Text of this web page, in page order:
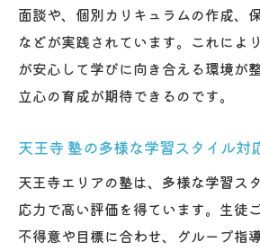
面談や、個別カリキュラムの作成、
などが実践されています。これによ
が安心して学びに向き合える環境が
立心の育成が期待できるのです。
天王寺 塾の多様な学習スタイル対
天王寺エリアの塾は、多様な学習ス
応力で高い評価を得ています。生徒
不得意や目標に合わせ、グループ指